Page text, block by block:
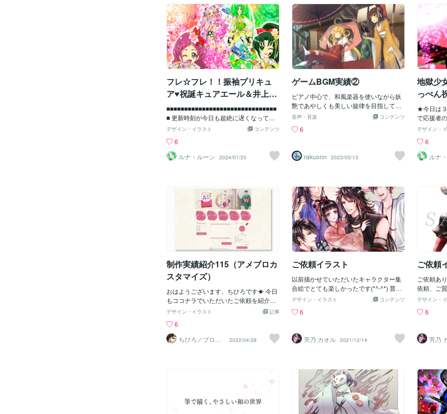
て頂きま
家紋や、
方々を揶
んが、著
削除致し
ココナラ
ストを出
けました
のイラス
サイト、noteをはじめとしてSNS等のヘ
ッダー作成をご検討の方はぜひ参考にし
てください☺ご依頼はコチラ♪用途今回
のご依頼はnoteのヘッダー制作でした。n
oteの場合、上の画像のように・推奨サイ
ズの一部分しか表示されない・プロフィ
ールアイコンと被ってしまうという特徴
があります。そのため、当サービスでは
推奨サイズを守りつつ、ヘッダー表示範
囲内にしっかりとテキストが表示される
ように、また、プロフィールアイコンと
いきます。※初稿提出前にある程度調整は
行いますが、必ずご自身でも表示確認を
していただくことをお願いしておりま
す。ご希望イメージ今回は事前にクライ
アントさまよりラフ画をいただき、そち
らを参考にお作りいたしました。追加ヒ
こだわりあり・和風な背景を使いたい・
テキストにははっきり見える色を使いた
い・1案はラフ画を参考に、残り2案は新
しいデザインで作成してほしい初稿①一
つ目の初稿は、クライアントさまにご要
望になるべく近づけたデザイン案です。
フォントも事前にクライアントさまご自
身でお選びいただいた「Noto Sans」と
「
文してくださる 私の大切なご支援者で応
援者で有償ご依頼者である 今日１０月３
日がお誕生日の 通行人E（ムラビトE)様
のお誕生日のお祝いとしてお描きしまし
た 通行人E（ムラビトE)様から超・貴重
な資料や情報もいただいてま
す！！！！！ 心から感謝の気持ちでいっ
ぱいです！！！！！！！！！！♥♥♥♥ ☆☆
☆☆☆☆☆☆☆☆☆☆☆☆☆☆☆☆☆☆
は【東京ミュウミュウ】ミュウミント＝
藍沢みんとさん もお誕生日で
す！！！！！ ★通行人E（ムラビトE)
様のお誕生日に何がふさわしいか考えま
【東京ミュウミュウ】に したいと思いま
した♥♥♥♥ 【ミュウイチゴ】のサクラ衣装
整】頑張りました！！！！！ ☆☆☆☆☆
☆☆☆☆☆☆☆☆☆☆☆☆☆☆☆☆☆☆
☆☆☆☆☆ 皆さんの応
ューやポ
以下のサ
お気軽に
無料で承
フレ☆フレ！！振袖プリキュ
ア♥祝誕キュアエール＆井上麻
里奈さん♥
■■■■■■■■■■■■■■■■■■■■■■■■■■■■■■■
■ 更新時刻が今日も超絶に遅くなってし
まい申し訳ありません！！！！！ 【今週
お届けに １９時まで(大汗)かかってしま
いました！！！！！ 毎日本当に厳しいで
すが必死に頑張ります！！！！！ ■■■■■
ア」キュアエールと 「スマイルプリキュ
ア！」キュアマーチを演じた 声優・井上
麻里奈さんお誕生日です！！！！！ もち
ろん戦隊系でもお誕生日が居ます
★・・・とはいうものの・・・ 上記のよ
うに、まったく時間がありません(大汗)
そして 「HUGっと!プリキュア」「スマ
にバイトで苦しい時期の放送で しかもキ
ュアエールとキュアマーチは メンバーの
中でもあまり描けてないのです。 ★なの
でこの組み合わせは非常に厳しく 可能な
事は昨年までやってしまいました(大汗)
★こうなったらやむえません(大汗) １月
たが・・ 【フリソデプリキュア】番外編
です♥♥♥♥ この組み合わせは、もちろん初
です♥♥♥♥ ★考えてみたらこの二人の【振
ターズくらい） ★そして二人とも今年の
年賀アイテムに登場しなかった 「かる
た」と「顔に墨」で しかもレジェンドの
アイテムを持ってる組み合わせなので、
コンテンツ
デザイン・イラスト
6
ルナ・ルーン
2024/01/20
ゲームBGM実績②
ピアノ中心で、和風楽器を使いながら妖
艶であやしくも美しい旋律を目指して書
いた戦闘曲です☺
コンテンツ
音声・音楽
6
rakuonn 2023/05/13
地獄少
っぺん
生日♥
★今日は
で応援者
す！！！
でとうご
｀*)ﾉ.✶ฺﾟ
す！！！
とのこと
のでぜひ
ました！
うにか間
す！！！
ラストは
編でも【
すので彼
いですが
も「桜」
これまで
チャレン
書いてら
と思いま
デザイン・
6
ルナ
制作実績紹介115（アメブロカ
スタマイズ）
おはようございます、ちひろです☀ 今日
もココナラでいただいたご依頼を紹介し
ていきます。 今日はアメブロカスタマイ
マイズをご検討中の方は参考になさって
ください。 【ご依頼はバナーをクリック
☟】 制作イメージ 今回はヒアリングを参
キーワードを意識してお作りさせていた
だきました。 ヘッダー 当サービスではヘ
ッダーの初稿を2パターン提出いたしま
す。 初稿① 初稿② 完成版 今回は、お選
記事
デザイン・イラスト
6
ちひろ／ブログ
にもサンプルあ
2022/04/28
ご依頼イラスト
以前描かせていただいたキャラクター集
合絵でとても楽しかったです(*^-^*) 普段
イケメンばかり描いているせいか(!?)幼女
ました。 こうしてご依頼いただくことで
けるのでありがたいかぎりですm(__)m
コンテンツ
デザイン・イラスト
6
芳乃 カオル 2021/12/14
ご依頼
ご依頼あ
依頼、ご
ご連絡く
デザイン・
6
芳乃